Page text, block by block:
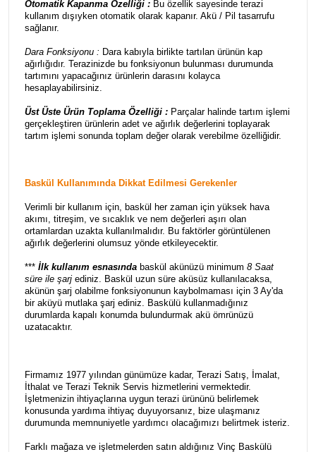
Otomatik Kapanma Özelliği : Bu özellik sayesinde terazi
kullanım dışıyken otomatik olarak kapanır. Akü / Pil tasarrufu
sağlanır.
Dara Fonksiyonu : Dara kabıyla birlikte tartılan ürünün kap
ağırlığıdır. Terazinizde bu fonksiyonun bulunması durumunda
tartımını yapacağınız ürünlerin darasını kolayca
hesaplayabilirsiniz.
Üst Üste Ürün Toplama Özelliği : Parçalar halinde tartım işlemi
gerçekleştiren ürünlerin adet ve ağırlık değerlerini toplayarak
tartım işlemi sonunda toplam değer olarak verebilme özelliğidir.
Baskül Kullanımında Dikkat Edilmesi Gerekenler
Verimli bir kullanım için, baskül her zaman için yüksek hava
akımı, titreşim, ve sıcaklık ve nem değerleri aşırı olan
ortamlardan uzakta kullanılmalıdır. Bu faktörler görüntülenen
ağırlık değerlerini olumsuz yönde etkileyecektir.
*** İlk kullanım esnasında baskül akünüzü minimum 8 Saat
süre ile şarj ediniz. Baskül uzun süre aküsüz kullanılacaksa,
akünün şarj olabilme fonksiyonunun kaybolmaması için 3 Ay'da
bir aküyü mutlaka şarj ediniz. Baskülü kullanmadığınız
durumlarda kapalı konumda bulundurmak akü ömrünüzü
uzatacaktır.
Firmamız 1977 yılından günümüze kadar, Terazi Satış, İmalat,
İthalat ve Terazi Teknik Servis hizmetlerini vermektedir.
İşletmenizin ihtiyaçlarına uygun terazi ürününü belirlemek
konusunda yardıma ihtiyaç duyuyorsanız, bize ulaşmanız
durumunda memnuniyetle yardımcı olacağımızı belirtmek isteriz.
Farklı mağaza ve işletmelerden satın aldığınız Vinç Baskülü